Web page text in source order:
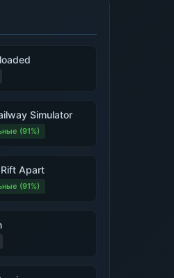
Simulator
(91%)
Apart
(91%)